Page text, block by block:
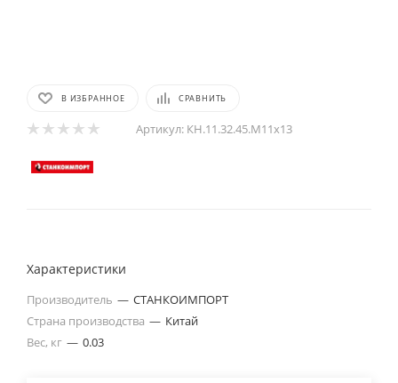
В ИЗБРАННОЕ СРАВНИТЬ
Артикул: КН.11.32.45.М11х13
Характеристики
Производитель — СТАНКОИМПОРТ
Страна производства — Китай
Вес, кг — 0.03